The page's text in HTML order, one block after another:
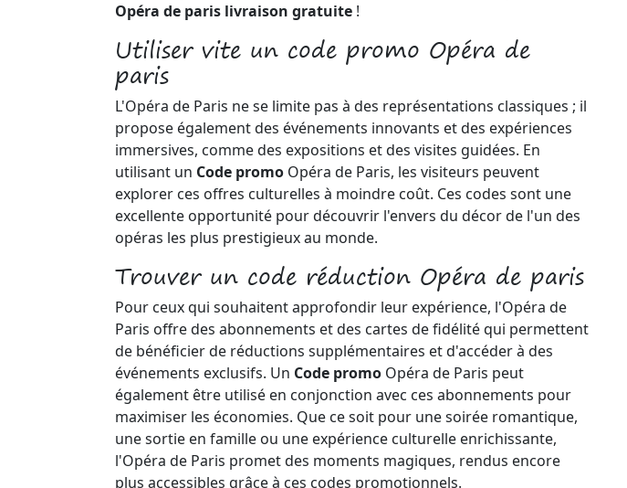
Opéra de paris livraison gratuite !
Utiliser vite un code promo Opéra de
paris
L'Opéra de Paris ne se limite pas à des représentations classiques ; il
propose également des événements innovants et des expériences
immersives, comme des expositions et des visites guidées. En
utilisant un Code promo Opéra de Paris, les visiteurs peuvent
explorer ces offres culturelles à moindre coût. Ces codes sont une
excellente opportunité pour découvrir l'envers du décor de l'un des
opéras les plus prestigieux au monde.
Trouver un code réduction Opéra de paris
Pour ceux qui souhaitent approfondir leur expérience, l'Opéra de
Paris offre des abonnements et des cartes de fidélité qui permettent
de bénéficier de réductions supplémentaires et d'accéder à des
événements exclusifs. Un Code promo Opéra de Paris peut
également être utilisé en conjonction avec ces abonnements pour
maximiser les économies. Que ce soit pour une soirée romantique,
une sortie en famille ou une expérience culturelle enrichissante,
l'Opéra de Paris promet des moments magiques, rendus encore
plus accessibles grâce à ces codes promotionnels.